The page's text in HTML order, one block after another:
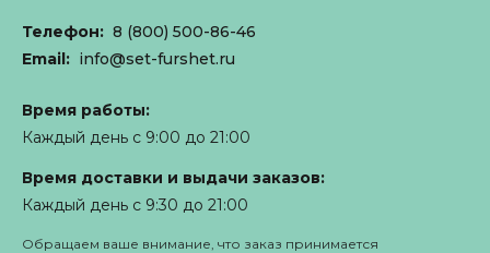
Телефон: 8 (800) 500-86-46
Email: info@set-furshet.ru
Время работы:
Каждый день с 9:00 до 21:00
Время доставки и выдачи заказов:
Каждый день с 9:30 до 21:00
Обращаем ваше внимание, что заказ принимается